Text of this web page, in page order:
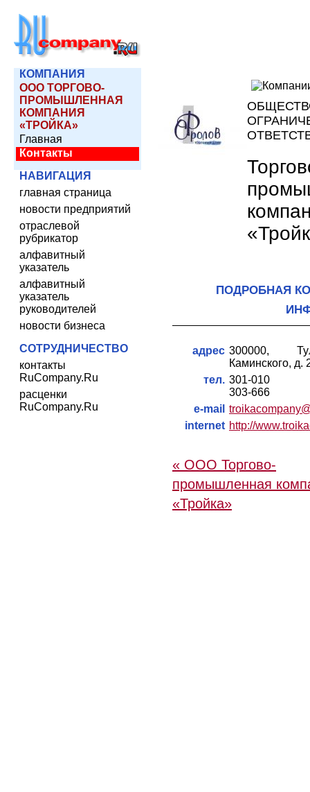
КОМПАНИЯ
ООО ТОРГОВО-
ПРОМЫШЛЕННАЯ
КОМПАНИЯ
«ТРОЙКА»
Главная
Контакты
НАВИГАЦИЯ
главная страница
новости предприятий
отраслевой
рубрикатор
алфавитный
указатель
алфавитный
указатель
руководителей
новости бизнеса
СОТРУДНИЧЕСТВО
контакты
RuCompany.Ru
расценки
RuCompany.Ru
ПОДРОБНАЯ
адрес 300000,
Каминского, д.
тел. 301-010
303-666
e-mail
internet http://
« ООО Торгово-
промышленная
«Тройка»